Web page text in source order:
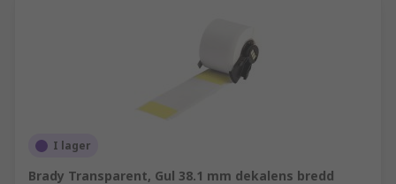
I lager
Brady Transparent, Gul 38.1 mm dekalens bredd